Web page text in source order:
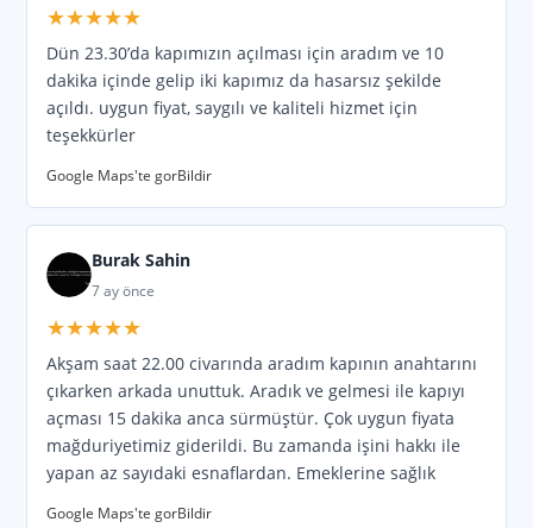
Barajyolu ,
Karaafat Anadolu Lisesi
Kozan yolu , Cumhuriyet , Ordu , Vali Yolu
Bakımyurdu , Saydam . Semtler; Doğalpark ,
Hayalpark ,
★★★★★
Dün 23.30’da kapımızın açılması için aradım ve 10
dakika içinde gelip iki kapımız da hasarsız şekilde
açıldı. uygun fiyat, saygılı ve kaliteli hizmet için
teşekkürler
Google Maps'te gorBildir
Burak Sahin
7 ay önce
★★★★★
Akşam saat 22.00 civarında aradım kapının anahtarını
çıkarken arkada unuttuk. Aradık ve gelmesi ile kapıyı
açması 15 dakika anca sürmüştür. Çok uygun fiyata
mağduriyetimiz giderildi. Bu zamanda işini hakkı ile
yapan az sayıdaki esnaflardan. Emeklerine sağlık
Google Maps'te gorBildir